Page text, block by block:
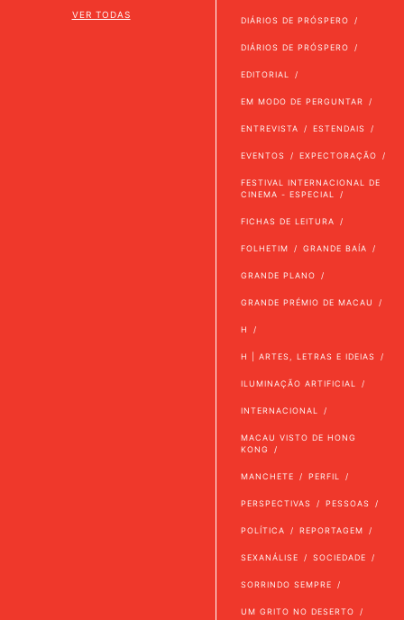
VER TODAS
DIÁRIOS DE PRÓSPERO
DIÁRIOS DE PRÓSPERO
EDITORIAL
EM MODO DE PERGUNTAR
ENTREVISTA ESTENDAIS
EVENTOS EXPECTORAÇÃO
FESTIVAL INTERNACIONAL DE
CINEMA - ESPECIAL
FICHAS DE LEITURA
FOLHETIM GRANDE BAÍA
GRANDE PLANO
GRANDE PRÉMIO DE MACAU
H
H | ARTES, LETRAS E IDEIAS
ILUMINAÇÃO ARTIFICIAL
INTERNACIONAL
MACAU VISTO DE HONG
KONG
MANCHETE PERFIL
PERSPECTIVAS PESSOAS
POLÍTICA REPORTAGEM
SEXANÁLISE SOCIEDADE
SORRINDO SEMPRE
UM GRITO NO DESERTO